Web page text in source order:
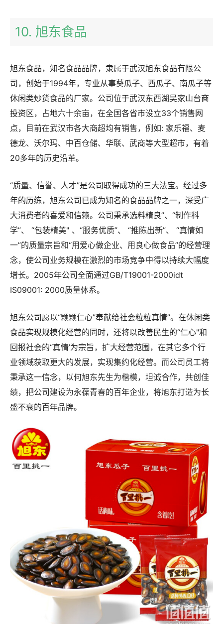
旭东食品，知名食品品牌，隶属于武汉旭东食品有限公
司，创始于1994年，专业从事葵瓜子、西瓜子、南瓜子等
休闲类炒货食品的厂家。公司位于武汉东西湖吴家山台商
投资区，占地六十余亩，在全国各省市设立33个销售网
点，目前在武汉市各大商超均有销售，例如: 家乐福、麦
德龙、沃尔玛、中百仓储、华联、武商等大型超市，有着
“质量、信誉、人才”是公司取得成功的三大法宝。经过多
年的历练，旭东公司已成为知名的食品品牌之一，深受广
大消费者的喜爱和信赖。公司秉承选料精良”、“制作科
学”、 “包装精美" 、“服务优质”、 “推陈出新”、 “真情如
一”的质量宗旨和“用爱心做企业、用良心做食品”的经营理
念，使公司业务规模在激烈的市场竞争中得以持续大幅度
增长。2005年公司全面通过GB/T19001-2000idt
旭东公司愿以“颗颗仁心”奉献给社会粒粒真情”。在休闲类
食品实现规模化经营的同时，还将以改善民生的“仁心"和
回报社会的“真情’为宗旨，扩大经营范围，在其它多个行
业领域获取更大的发展，实现集约化经营。而公司员工将
秉承这一信念，以何旭东先生为楷模，坦诚合作，共创佳
绩，把公司建设为永葆青春的百年企业，将旭东打造为长